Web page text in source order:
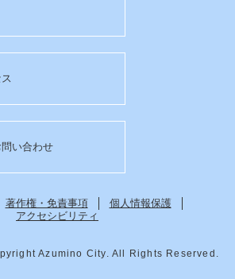
い合わせ
著作権・免責事項
個人情報保護
アクセシビリティ
Azumino City. All Rights Reserved.